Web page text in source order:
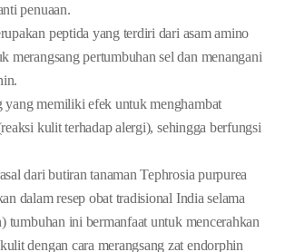
penuaan.
peptida yang terdiri dari asam amino
merangsang pertumbuhan sel dan menangani
memiliki efek untuk menghambat
kulit terhadap alergi), sehingga berfungsi
dari butiran tanaman Tephrosia purpurea
dalam resep obat tradisional India selama
tumbuhan ini bermanfaat untuk mencerahkan
dengan cara merangsang zat endorphin